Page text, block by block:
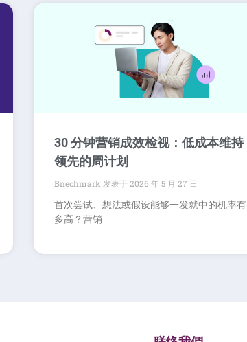
30 分钟营销成效检视：低成本维持
领先的周计划
Bnechmark
2026 年 5 月 27 日
首次尝试、想法或假设能够一发就中的机率有
多高？营销